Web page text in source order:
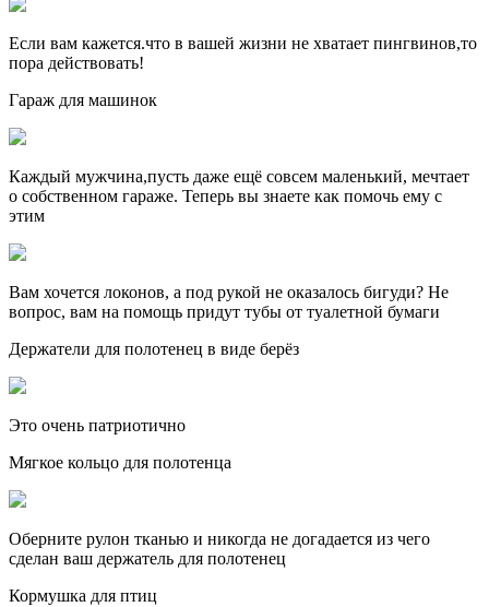
Если вам кажется.что в вашей жизни не хватает пингвинов,то
пора действовать!
Гараж для машинок
Каждый мужчина,пусть даже ещё совсем маленький, мечтает
о собственном гараже. Теперь вы знаете как помочь ему с
этим
Вам хочется локонов, а под рукой не оказалось бигуди? Не
вопрос, вам на помощь придут тубы от туалетной бумаги
Держатели для полотенец в виде берёз
Это очень патриотично
Мягкое кольцо для полотенца
Оберните рулон тканью и никогда не догадается из чего
сделан ваш держатель для полотенец
Кормушка для птиц